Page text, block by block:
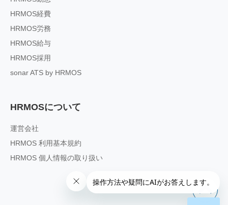
HRMOS経費
HRMOS労務
HRMOS給与
HRMOS採用
sonar ATS by HRMOS
HRMOSについて
運営会社
HRMOS 利用基本規約
HRMOS 個人情報の取り扱い